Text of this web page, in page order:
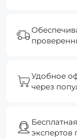
Удобное
через
экспертов